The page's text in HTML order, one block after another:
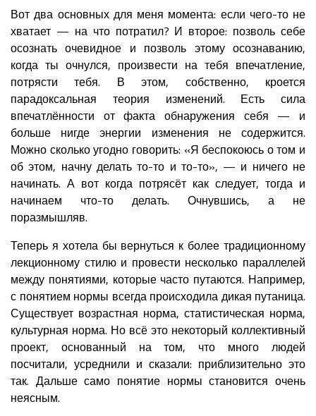
Вот два основных для меня момента: если чего-то не
хватает — на что потратил? И второе: позволь себе
осознать очевидное и позволь этому осознаванию,
когда ты очнулся, произвести на тебя впечатление,
потрясти тебя. В этом, собственно, кроется
парадоксальная теория изменений. Есть сила
впечатлённости от факта обнаружения себя — и
больше нигде энергии изменения не содержится.
Можно сколько угодно говорить: «Я беспокоюсь о том и
об этом, начну делать то-то и то-то», — и ничего не
начинать. А вот когда потрясёт как следует, тогда и
начинаем что-то делать. Очнувшись, а не
поразмышляв.
Теперь я хотела бы вернуться к более традиционному
лекционному стилю и провести несколько параллелей
между понятиями, которые часто путаются. Например,
с понятием нормы всегда происходила дикая путаница.
Существует возрастная норма, статистическая норма,
культурная норма. Но всё это некоторый коллективный
проект, основанный на том, что много людей
посчитали, усреднили и сказали: приблизительно это
так. Дальше само понятие нормы становится очень
неясным.